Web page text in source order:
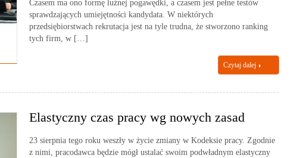
Czasem ma ono formę luźnej pogawędki, a czasem jest pełne testów
sprawdzających umiejętności kandydata. W niektórych
przedsiębiorstwach rekrutacja jest na tyle trudna, że stworzono ranking
tych firm, w […]
Czytaj dalej
Elastyczny czas pracy wg nowych zasad
23 sierpnia tego roku weszły w życie zmiany w Kodeksie pracy. Zgodnie
z nimi, pracodawca będzie mógł ustalać swoim podwładnym elastyczny